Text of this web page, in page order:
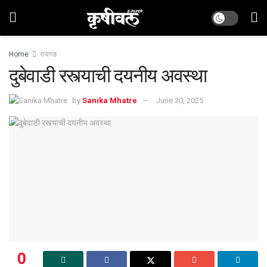
Home रायगड
दुबेवाडी रस्त्याची दयनीय अवस्था
by Sanika Mhatre June 30, 2025
0